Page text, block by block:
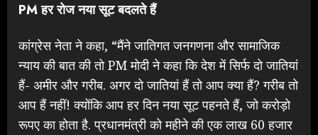
PM हर रोज नया सूट बदलते हैं
कांग्रेस नेता ने कहा, “मैंने जातिगत जनगणना और सामाजिक
न्याय की बात की तो PM मोदी ने कहा कि देश में सिर्फ दो जातियां
हैं- अमीर और गरीब. अगर दो जातियां हैं तो आप क्या हैं? गरीब तो
आप हैं नहीं! क्योंकि आप हर दिन नया सूट पहनते हैं, जो करोड़ो
रूपए का होता है. प्रधानमंत्री को महीने की एक लाख 60 हजार